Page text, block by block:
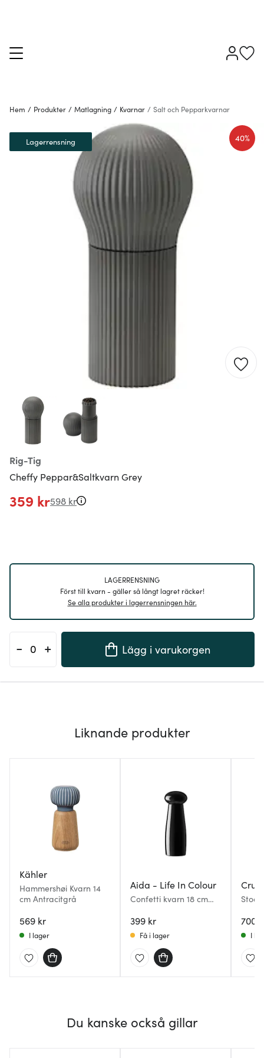
Hem / Produkter / Matlagning / Kvarnar / Salt och Pepparkvarnar
Rig-Tig
Cheffy Peppar&Saltkvarn Grey
40%
Lagerrensning
359 kr598 kr
LAGERRENSNING
Först till kvarn - gäller så långt lagret räcker!
Se alla produkter i lagerrensningen här.
- + Lägg i varukorgen
Liknande produkter
Kähler
Hammershøi Kvarn 14
cm Antracitgrå
569 kr
I lager
Aida - Life In Colour
Confetti kvarn 18 cm
399 kr
Få i lager
700
I
Du kanske också gillar